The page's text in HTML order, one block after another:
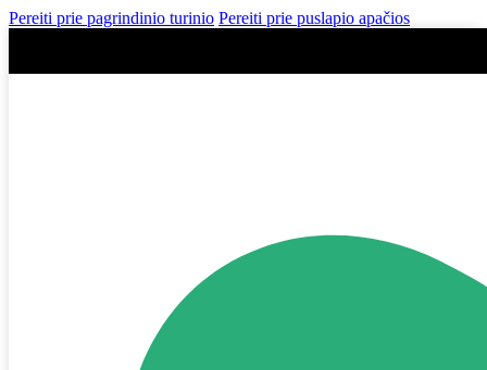
Pereiti prie pagrindinio turinio Pereiti prie puslapio apačios